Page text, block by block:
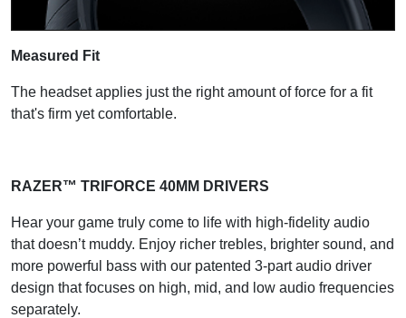
Measured Fit
The headset applies just the right amount of force for a fit
that's firm yet comfortable.
RAZER™ TRIFORCE 40MM DRIVERS
Hear your game truly come to life with high-fidelity audio
that doesn’t muddy. Enjoy richer trebles, brighter sound, and
more powerful bass with our patented 3-part audio driver
design that focuses on high, mid, and low audio frequencies
separately.